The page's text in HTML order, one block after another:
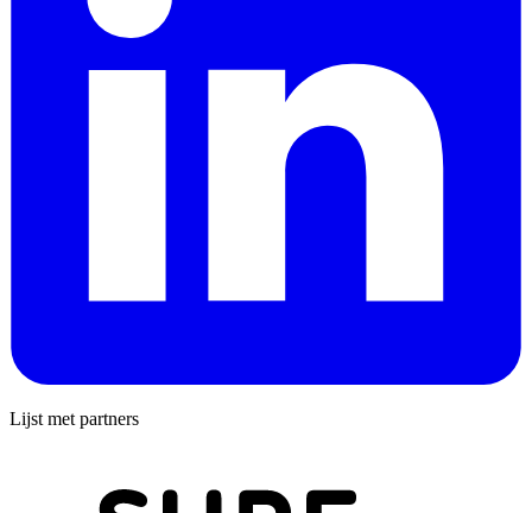
Lijst met partners